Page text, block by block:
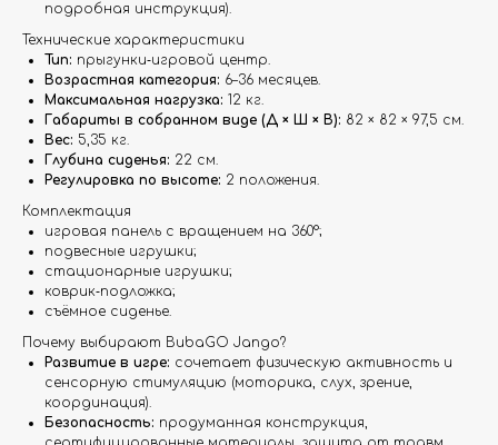
подробная инструкция).
Технические характеристики
Тип: прыгунки‑игровой центр.
Возрастная категория: 6–36 месяцев.
Максимальная нагрузка: 12 кг.
Габариты в собранном виде (Д × Ш × В): 82 × 82 × 97,5 см.
Вес: 5,35 кг.
Глубина сиденья: 22 см.
Регулировка по высоте: 2 положения.
Комплектация
игровая панель с вращением на 360°;
подвесные игрушки;
стационарные игрушки;
коврик‑подложка;
съёмное сиденье.
Почему выбирают BubaGO Jango?
Развитие в игре: сочетает физическую активность и
сенсорную стимуляцию (моторика, слух, зрение,
координация).
Безопасность: продуманная конструкция,